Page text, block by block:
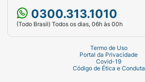
0300.313.1010
(Todo Brasil) Todos os dias, 06h às 00h
Termo de Uso
Portal da Privacidade
Covid-19
Código de Ética e Conduta